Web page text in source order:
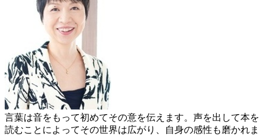
言葉は音をもって初めてその意を伝えます。声を出して本を
読むことによってその世界は広がり、自身の感性も磨かれま